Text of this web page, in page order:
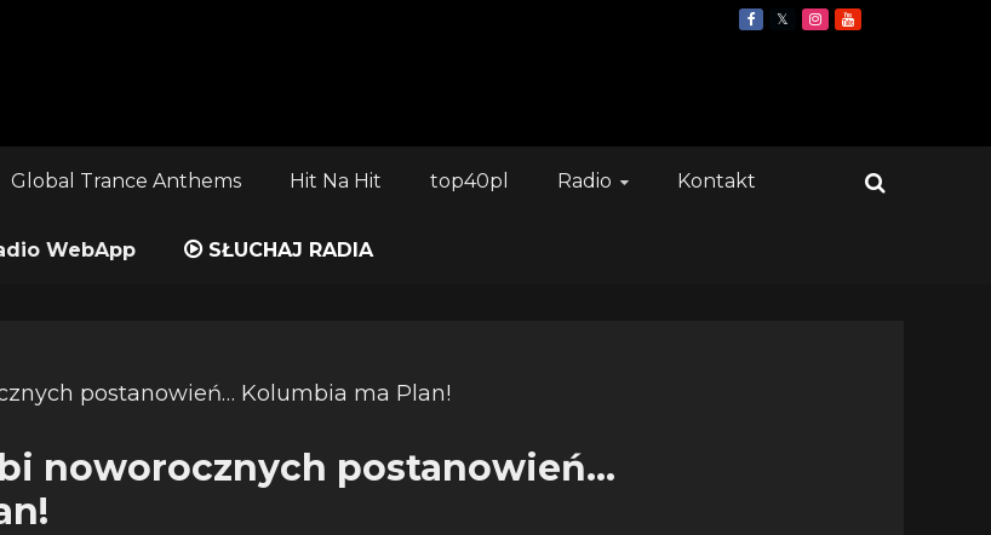
Global Trance Anthems Hit Na Hit top40pl Radio Kontakt
WebApp SŁUCHAJ RADIA
noworocznych postanowień…